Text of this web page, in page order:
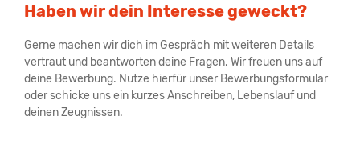
Haben wir dein Interesse geweckt?
Gerne machen wir dich im Gespräch mit weiteren Details
vertraut und beantworten deine Fragen. Wir freuen uns auf
deine Bewerbung. Nutze hierfür unser Bewerbungsformular
oder schicke uns ein kurzes Anschreiben, Lebenslauf und
deinen Zeugnissen.